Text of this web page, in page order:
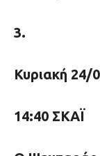
3.
Κυριακή 24/
14:40 ΣΚΑΪ